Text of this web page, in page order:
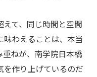
て、同じ時間と空間
味わえることは、本当
重ねが、南学院日本橋
を作り上げているのだ